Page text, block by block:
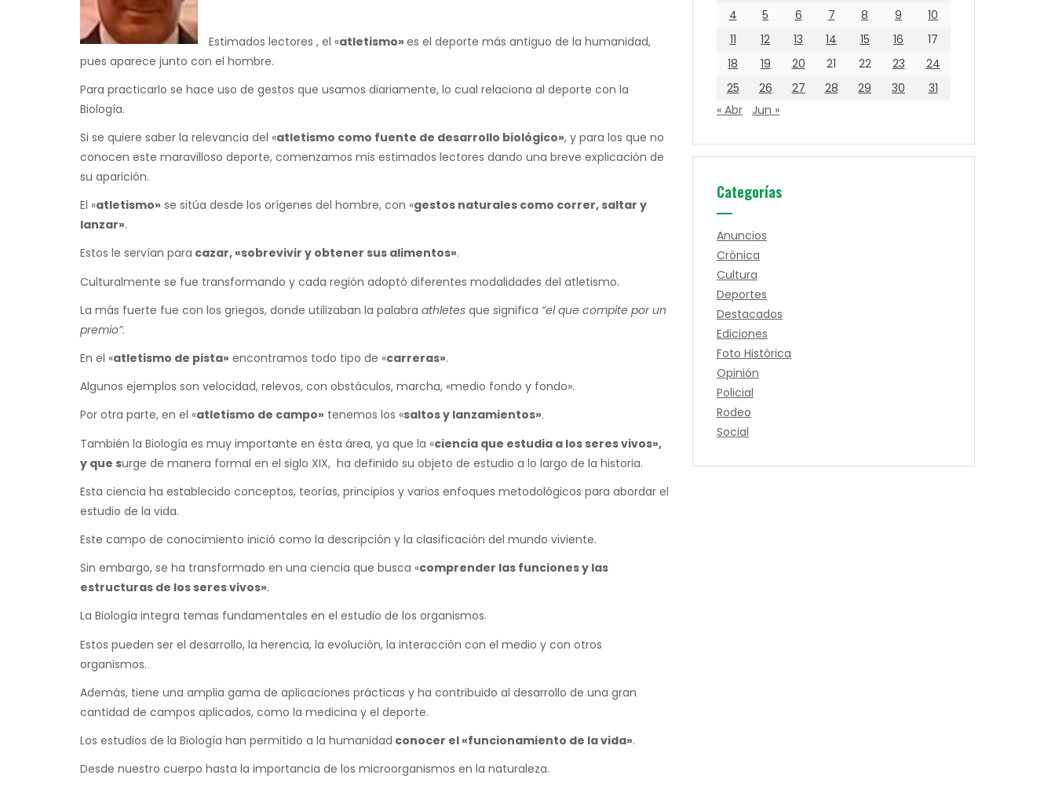
Estimados lectores , el «atletismo» es el deporte más antiguo de la humanidad,
pues aparece junto con el hombre.
Para practicarlo se hace uso de gestos que usamos diariamente, lo cual relaciona al deporte con la
Biología.
Si se quiere saber la relevancia del «atletismo como fuente de desarrollo biológico», y para los que no
conocen este maravilloso deporte, comenzamos mis estimados lectores dando una breve explicación de
su aparición.
El «atletismo» se sitúa desde los orígenes del hombre, con «gestos naturales como correr, saltar y
lanzar».
Estos le servían para cazar, «sobrevivir y obtener sus alimentos».
Culturalmente se fue transformando y cada región adoptó diferentes modalidades del atletismo.
La más fuerte fue con los griegos, donde utilizaban la palabra athletes que significa “el que compite por un
premio”.
En el «atletismo de pista» encontramos todo tipo de «carreras».
Algunos ejemplos son velocidad, relevos, con obstáculos, marcha, «medio fondo y fondo».
Por otra parte, en el «atletismo de campo» tenemos los «saltos y lanzamientos».
También la Biología es muy importante en ésta área, ya que la «ciencia que estudia a los seres vivos»,
y que surge de manera formal en el siglo XIX, ha definido su objeto de estudio a lo largo de la historia.
Esta ciencia ha establecido conceptos, teorías, principios y varios enfoques metodológicos para abordar el
estudio de la vida.
Este campo de conocimiento inició como la descripción y la clasificación del mundo viviente.
Sin embargo, se ha transformado en una ciencia que busca «comprender las funciones y las
estructuras de los seres vivos».
La Biología integra temas fundamentales en el estudio de los organismos.
Estos pueden ser el desarrollo, la herencia, la evolución, la interacción con el medio y con otros
organismos.
Además, tiene una amplia gama de aplicaciones prácticas y ha contribuido al desarrollo de una gran
cantidad de campos aplicados, como la medicina y el deporte.
Los estudios de la Biología han permitido a la humanidad conocer el «funcionamiento de la vida».
Desde nuestro cuerpo hasta la importancia de los microorganismos en la naturaleza.
4
5 6 7 8 9
10
11
12 13 14 15 16
17
18
19 20 21 22 23
24
25
26 27 28 29 30
31
« Abr
Jun »
Categorías
Anuncios
Crónica
Cultura
Deportes
Destacados
Ediciones
Foto Histórica
Opinión
Policial
Rodeo
Social